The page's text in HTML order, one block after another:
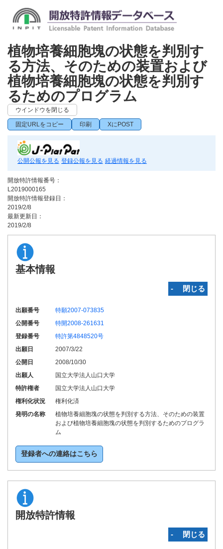
植物培養細胞塊の状態を判別す
る方法、そのための装置および
植物培養細胞塊の状態を判別す
るためのプログラム
ウインドウを閉じる
固定URLをコピー 印刷 XにPOST
公開公報を見る 登録公報を見る 経過情報を見る
開放特許情報番号：
L2019000165
開放特許情報登録日：
2019/2/8
最新更新日：
2019/2/8
基本情報
‐ 閉じる
出願番号
特願2007-073835
公開番号
特開2008-261631
登録番号
特許第4848520号
出願日
2007/3/22
公開日
2008/10/30
出願人
国立大学法人山口大学
特許権者
国立大学法人山口大学
権利化状況
権利化済
発明の名称
植物培養細胞塊の状態を判別する方法、そのための装置
および植物培養細胞塊の状態を判別するためのプログラ
ム
登録者への連絡はこちら
開放特許情報
‐ 閉じる